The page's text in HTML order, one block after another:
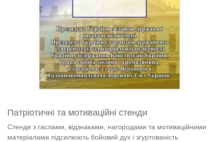
Патріотичні та мотиваційні стенди
Стенди з гаслами, відзнаками, нагородами та мотиваційними
матеріалами підсилюють бойовий дух і згуртованість